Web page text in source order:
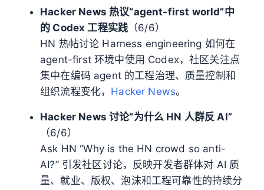
Hacker News 热议“agent-first world”中
的 Codex 工程实践 （6/6）
HN 热帖讨论 Harness engineering 如何在
agent-first 环境中使用 Codex，社区关注点
集中在编码 agent 的工程治理、质量控制和
组织流程变化， Hacker News。
Hacker News 讨论“为什么 HN 人群反 AI”
（6/6）
Ask HN “Why is the HN crowd so anti-
AI?” 引发社区讨论，反映开发者群体对 AI 质
量、就业、版权、泡沫和工程可靠性的持续分